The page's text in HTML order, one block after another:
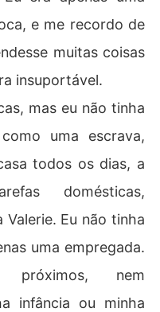
e me recordo de
muitas coisas
insuportável.
mas eu não tinha
uma escrava,
todos os dias, a
domésticas,
Eu não tinha
uma empregada.
nem
infância ou minha